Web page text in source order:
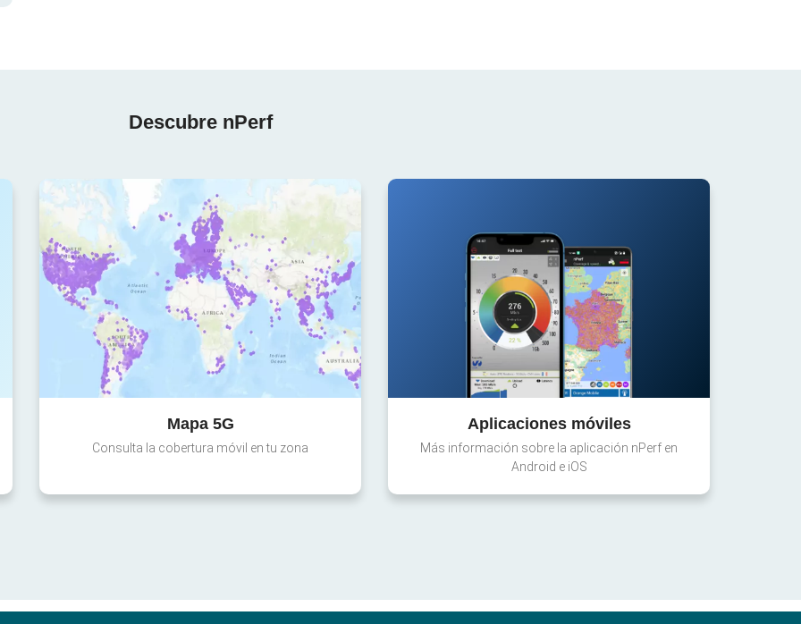
Descubre nPerf
Mapa 5G
Consulta la cobertura móvil en tu zona
Aplicaciones móviles
Más información sobre la aplicación nPerf en
Android e iOS